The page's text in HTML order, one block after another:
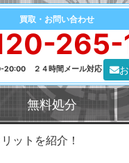
買取・お問い合わせ
265-
２４時間メール対応
無料処分
ットを紹介！